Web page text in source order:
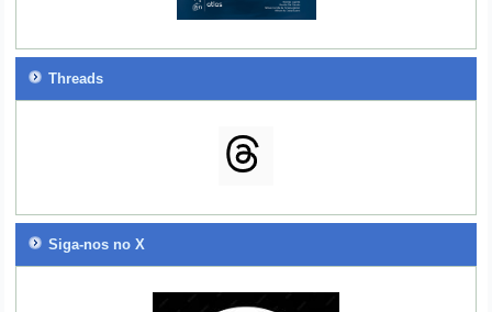
Threads
Siga-nos no X